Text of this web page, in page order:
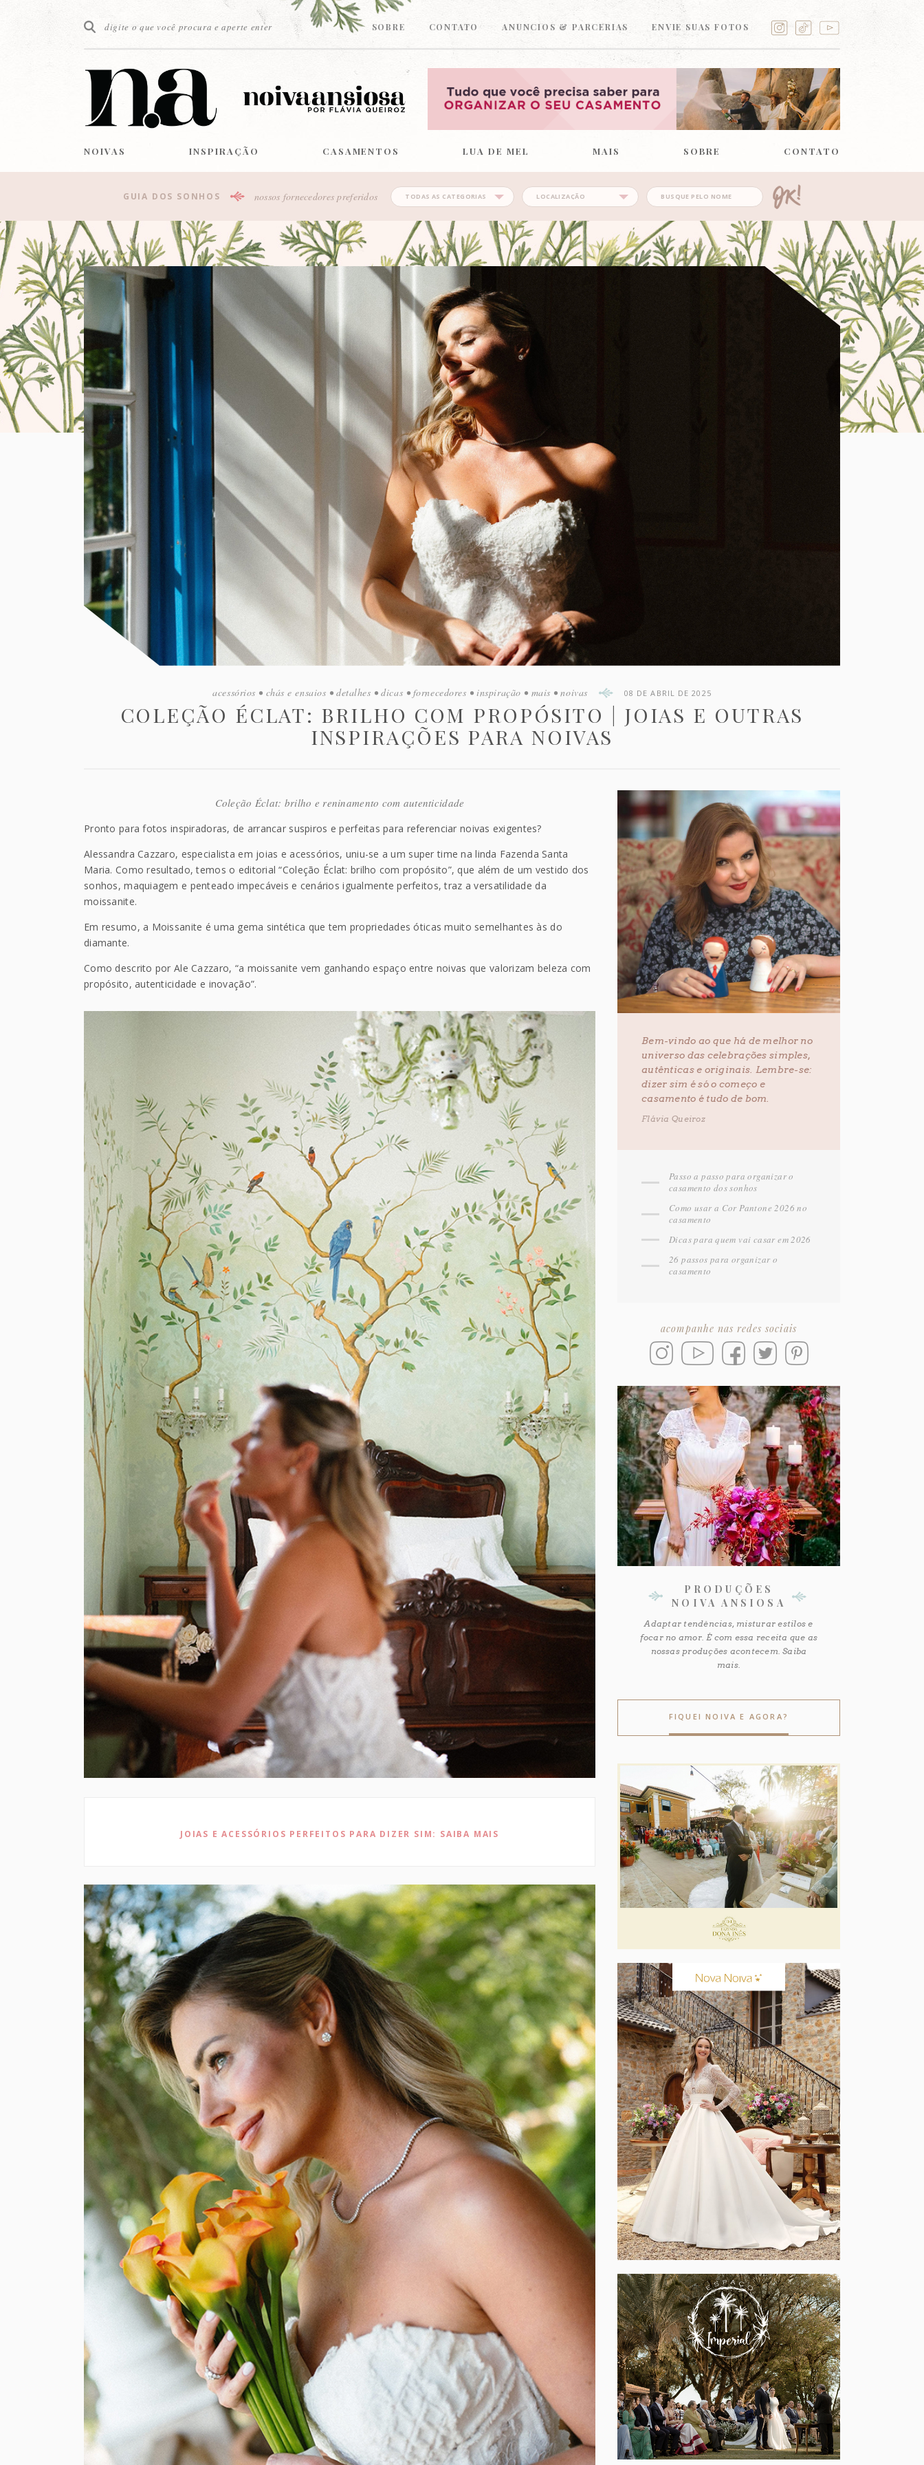
SOBRE CONTATO ANUNCIOS & PARCERIAS ENVIE SUAS FOTOS
NOIVAS INSPIRAÇÃO CASAMENTOS LUA DE MEL MAIS SOBRE CONTATO
GUIA DOS SONHOS nossos fornecedores preferidos
acessórios • chás e ensaios • detalhes • dicas • fornecedores • inspiração • mais • noivas 08 DE ABRIL DE 2025
COLEÇÃO ÉCLAT: BRILHO COM PROPÓSITO | JOIAS E OUTRAS
INSPIRAÇÕES PARA NOIVAS
Coleção Éclat: brilho e reninamento com autenticidade
Pronto para fotos inspiradoras, de arrancar suspiros e perfeitas para referenciar noivas exigentes?
Alessandra Cazzaro, especialista em joias e acessórios, uniu-se a um super time na linda Fazenda Santa
Maria. Como resultado, temos o editorial “Coleção Éclat: brilho com propósito”, que além de um vestido dos
sonhos, maquiagem e penteado impecáveis e cenários igualmente perfeitos, traz a versatilidade da
moissanite.
Em resumo, a Moissanite é uma gema sintética que tem propriedades óticas muito semelhantes às do
diamante.
Como descrito por Ale Cazzaro, “a moissanite vem ganhando espaço entre noivas que valorizam beleza com
propósito, autenticidade e inovação”.
JOIAS E ACESSÓRIOS PERFEITOS PARA DIZER SIM: SAIBA MAIS
Bem-vindo ao que há de melhor no
universo das celebrações simples,
autênticas e originais. Lembre-se:
dizer sim é só o começo e
casamento é tudo de bom.
Flávia Queiroz
Passo a passo para organizar o
casamento dos sonhos
Como usar a Cor Pantone 2026 no
casamento
Dicas para quem vai casar em 2026
26 passos para organizar o
casamento
acompanhe nas redes sociais
PRODUÇÕES
NOIVA ANSIOSA
Adaptar tendências, misturar estilos e
focar no amor. É com essa receita que as
nossas produções acontecem. Saiba
mais.
FIQUEI NOIVA E AGORA?